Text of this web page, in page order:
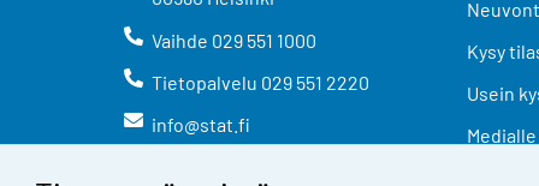
Vaihde 029 551 1000
Tietopalvelu 029 551 2220
info@stat.fi
Kysy
Usein
Medialle